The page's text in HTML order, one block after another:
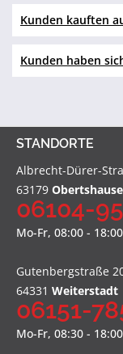
Kunden kauften
Kunden haben
STANDORTE
Albrecht-Dürer-
63179
06104-
Mo-Fr, 08:00 -
Gutenbergstraße
64331 Weiterstadt
06151-
Mo-Fr, 08:30 -